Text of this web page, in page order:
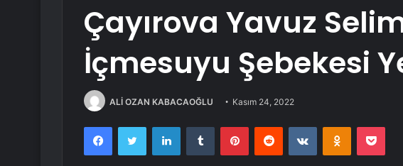
Çayırova Yavuz
İçmesuyu Şebekesi
ALİ OZAN KABACAOĞLU Kasım 24, 2022
FacebookTwitter LinkedInTumblr PinterestReddit VKontakte